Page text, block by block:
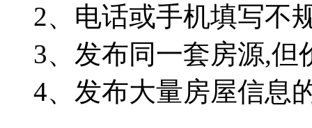
2、电话或手机填写不
3、发布同一套房源,但
4、发布大量房屋信息